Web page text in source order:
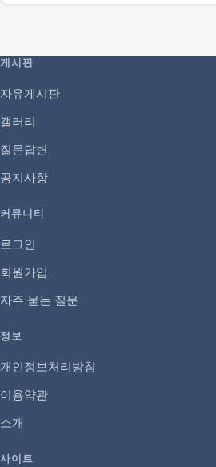
게시판
자유게시판
갤러리
질문답변
공지사항
커뮤니티
로그인
회원가입
자주 묻는 질문
정보
개인정보처리방침
이용약관
소개
사이트